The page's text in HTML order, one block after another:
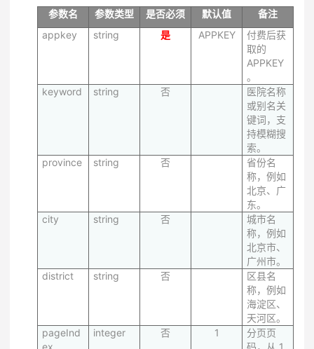
参数名 参数类型 是否必须 默认值
备注
appkey
string 是 APPKEY
付费后获
取的
APPKEY
。
keyword
string 否
医院名称
或别名关
键词，支
持模糊搜
索。
province
string 否
省份名
称，例如
北京、广
东。
city
string 否
城市名
称，例如
北京市、
广州市。
district
string 否
区县名
称，例如
海淀区、
天河区。
pageInd
ex
integer 否 1
分页页
码，从 1